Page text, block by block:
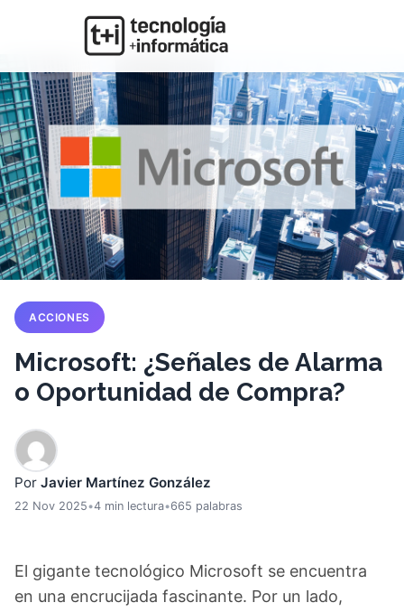
ACCIONES
Microsoft: ¿Señales de Alarma
o Oportunidad de Compra?
Por Javier Martínez González
22 Nov 2025•4 min lectura•665 palabras
El gigante tecnológico Microsoft se encuentra
en una encrucijada fascinante. Por un lado,